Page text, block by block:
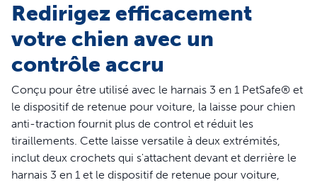
Redirigez efficacement
votre chien avec un
contrôle accru
Conçu pour être utilisé avec le harnais 3 en 1 PetSafe® et
le dispositif de retenue pour voiture, la laisse pour chien
anti-traction fournit plus de control et réduit les
tiraillements. Cette laisse versatile à deux extrémités,
inclut deux crochets qui s'attachent devant et derrière le
harnais 3 en 1 et le dispositif de retenue pour voiture,